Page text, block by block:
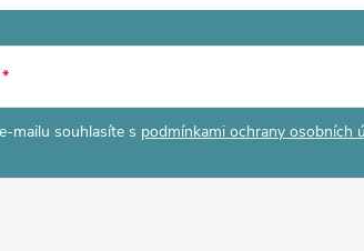
mailu souhlasíte s podmínkami ochrany osobních